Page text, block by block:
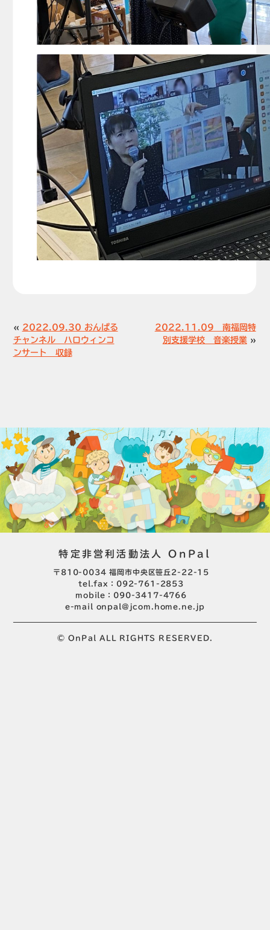
« 2022.09.30 おんぱる
チャンネル ハロウィンコ
ンサート 収録
2022.11.09 南福岡特
別支援学校 音楽授業»
特定非営利活動法人 OnPal
〒810-0034 福岡市中央区笹丘2-22-15
tel.fax：092-761-2853
mobile：090-3417-4766
e-mail onpal@jcom.home.ne.jp
© OnPal ALL RIGHTS RESERVED.